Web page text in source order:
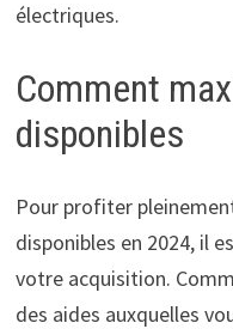
électriques.
Comment
disponibles
Pour profiter
disponibles en 2024, il
votre acquisition.
des aides auxquelles